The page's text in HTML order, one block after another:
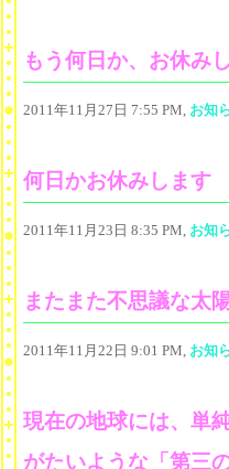
もう何日か、お休み
2011年11月27日 7:55 PM, お知
何日かお休みします
2011年11月23日 8:35 PM, お知
またまた不思議な太
2011年11月22日 9:01 PM, お知
現在の地球には、単
がたいような「第三